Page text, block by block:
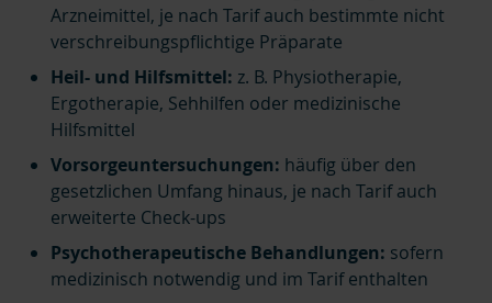
Arzneimittel, je nach Tarif auch bestimmte nicht
verschreibungspflichtige Präparate
Heil- und Hilfsmittel: z. B. Physiotherapie,
Ergotherapie, Sehhilfen oder medizinische
Hilfsmittel
Vorsorgeuntersuchungen: häufig über den
gesetzlichen Umfang hinaus, je nach Tarif auch
erweiterte Check-ups
Psychotherapeutische Behandlungen: sofern
medizinisch notwendig und im Tarif enthalten